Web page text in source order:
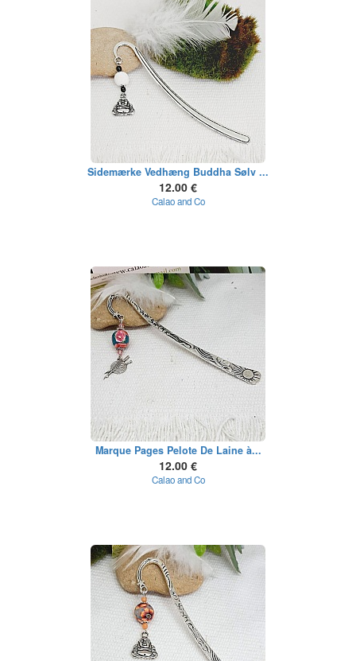
Sidemærke Vedhæng Buddha Sølv ...
12.00 €
Calao and Co
Marque Pages Pelote De Laine à...
12.00 €
Calao and Co